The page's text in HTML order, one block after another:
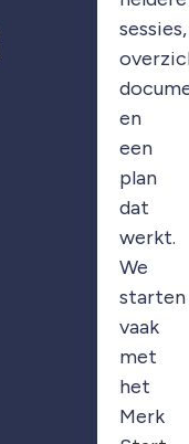
sessies,
en
een
plan
dat
werkt.
We
starten
vaak
met
het
Merk